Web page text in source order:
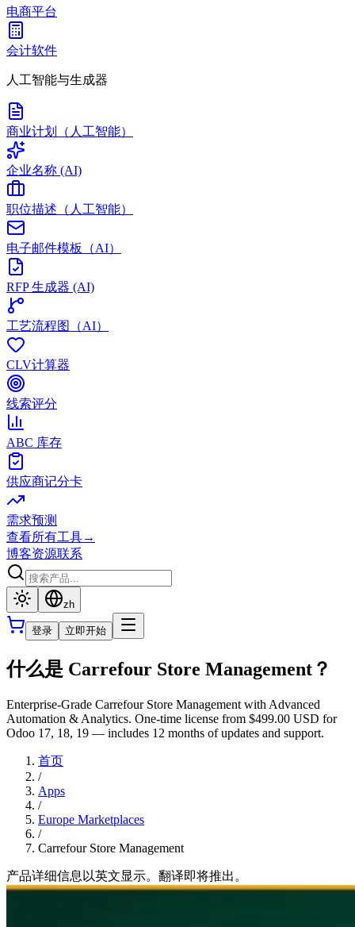
电商平台
会计软件
人工智能与生成器
商业计划（人工智能）
企业名称 (AI)
职位描述（人工智能）
电子邮件模板（AI）
RFP 生成器 (AI)
工艺流程图（AI）
CLV计算器
线索评分
ABC 库存
供应商记分卡
需求预测
查看所有工具→
博客资源联系
zh
登录 立即开始
什么是 Carrefour Store Management？
Enterprise-Grade Carrefour Store Management with Advanced
Automation & Analytics. One-time license from $499.00 USD for
Odoo 17, 18, 19 — includes 12 months of updates and support.
首页
/
Apps
/
Europe Marketplaces
/
Carrefour Store Management
产品详细信息以英文显示。翻译即将推出。